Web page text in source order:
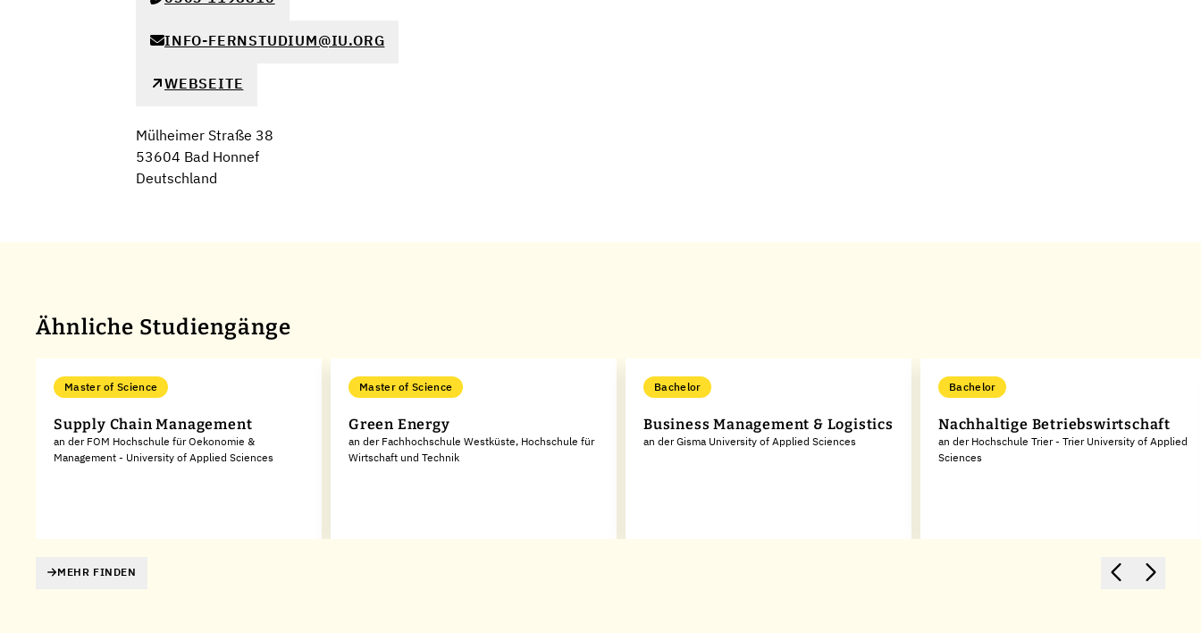
INFO-FERNSTUDIUM@IU.ORG
WEBSEITE
Mülheimer Straße 38
53604 Bad Honnef
Deutschland
Ähnliche Studiengänge
Master of Science
Supply Chain Management
an der FOM Hochschule für Oekonomie &
Management - University of Applied Sciences
Master of Science
Green Energy
an der Fachhochschule Westküste, Hochschule für
Wirtschaft und Technik
Bachelor
Business Management & Logistics
an der Gisma University of Applied Sciences
Bachelor
Nachhaltige Betriebswirtschaft
an der Hochschule Trier - Trier University of Applied
Sciences
MEHR FINDEN